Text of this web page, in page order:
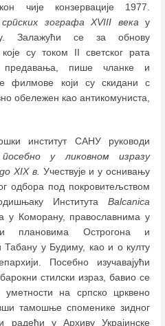
чије конзервације 1977.
зографа XVIII века у
Залажући се за обнову
су током II светског рата
пише чланке и
филмове који су скидани с
обележен као антикомуниста,
институт САНУ руководи
у ликовном изразу
XIX в. Учествује и у оснивању
одбора под покровитељством
Института Balcanica
у Коморану, православнима у
плановима Острогона и
у Будиму, као и о култу
Посебно изучавајући
стилски израз, бавио се
уметности на српско црквено
тамошње споменике зидног
радећи у Архиву Украјинске